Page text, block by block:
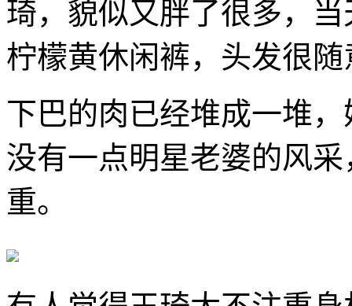
琦，貌似又胖了很多，
柠檬黄休闲裤，头发很
下巴的肉已经堆成一堆
没有一点明星老婆的风
重。